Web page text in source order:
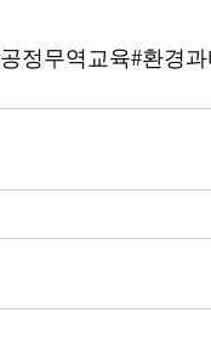
정무역교육#환경